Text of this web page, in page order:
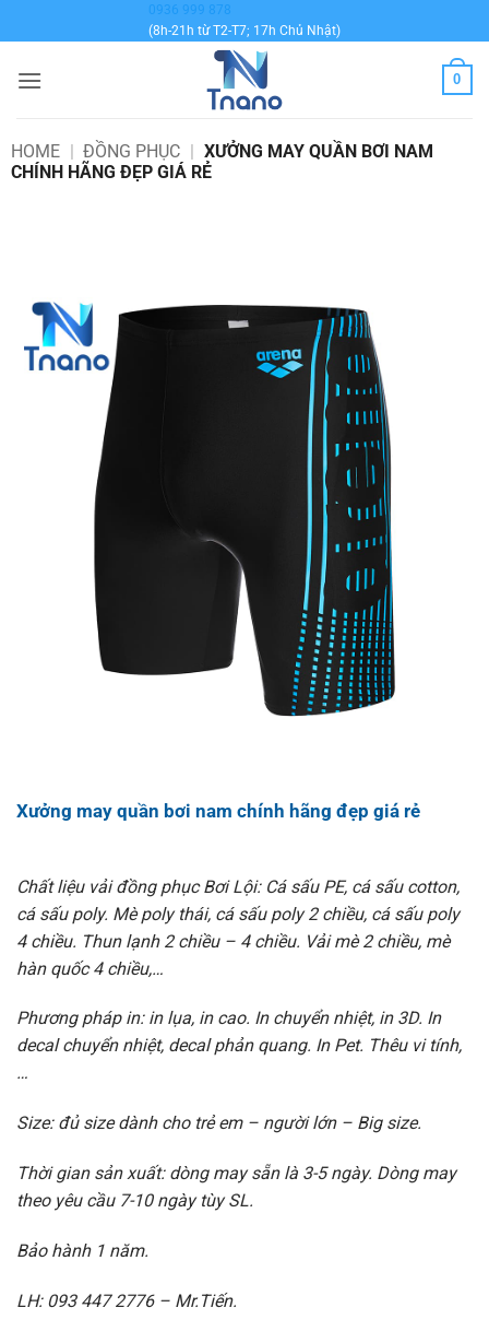
qua
dung
0936 999 878
(8h-21h từ T2-T7; 17h Chủ Nhật)
0
HOME | ĐỒNG PHỤC | XƯỞNG MAY QUẦN BƠI NAM
CHÍNH HÃNG ĐẸP GIÁ RẺ
Xưởng may quần bơi nam chính hãng đẹp giá rẻ
Chất liệu vải đồng phục Bơi Lội: Cá sấu PE, cá sấu cotton,
cá sấu poly. Mè poly thái, cá sấu poly 2 chiều, cá sấu poly
4 chiều. Thun lạnh 2 chiều – 4 chiều. Vải mè 2 chiều, mè
hàn quốc 4 chiều,…
Phương pháp in: in lụa, in cao. In chuyển nhiệt, in 3D. In
decal chuyển nhiệt, decal phản quang. In Pet. Thêu vi tính,
…
Size: đủ size dành cho trẻ em – người lớn – Big size.
Thời gian sản xuất: dòng may sẵn là 3-5 ngày. Dòng may
theo yêu cầu 7-10 ngày tùy SL.
Bảo hành 1 năm.
LH: 093 447 2776 – Mr.Tiến.